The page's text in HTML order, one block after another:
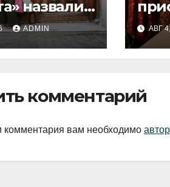
назвали
тренды
ADMIN АВГ
комментарий
комментария вам необходимо